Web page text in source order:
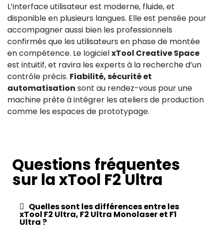
L’interface utilisateur est moderne, fluide, et
disponible en plusieurs langues. Elle est pensée pour
accompagner aussi bien les professionnels
confirmés que les utilisateurs en phase de montée
en compétence. Le logicielxTool Creative Space
est intuitif, et ravira les experts à la recherche d’un
contrôle précis. Fiabilité, sécurité et
automatisation sont au rendez-vous pour une
machine prête à intégrer les ateliers de production
comme les espaces de prototypage.
Questions fréquentes
sur la xTool F2 Ultra
Quelles sont les différences entre les
xTool F2 Ultra, F2 Ultra Monolaser et F1
Ultra ?